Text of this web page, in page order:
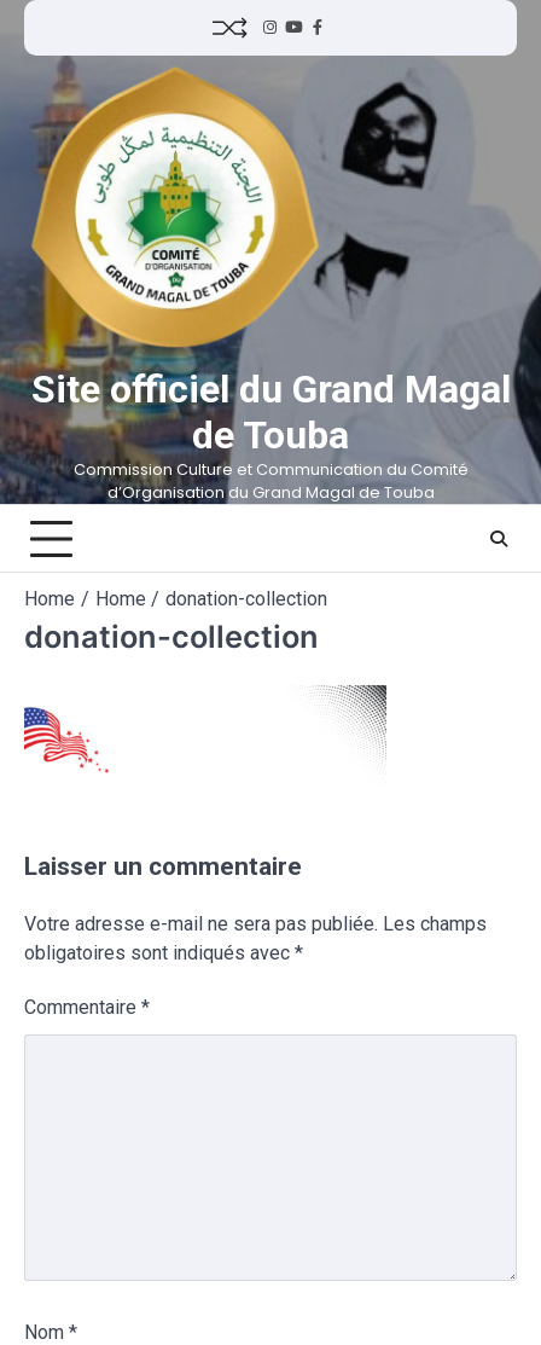
Site officiel du Grand Magal
de Touba
Commission Culture et Communication du Comité
d’Organisation du Grand Magal de Touba
Home Home donation-collection
donation-collection
Laisser un commentaire
Votre adresse e-mail ne sera pas publiée. Les champs
obligatoires sont indiqués avec *
Commentaire *
Nom *